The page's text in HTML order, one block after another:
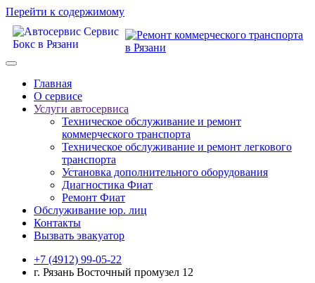
Перейти к содержимому
Главная
О сервисе
Услуги автосервиса
Техническое обcлуживание и ремонт
коммерческого транспорта
Техническое обcлуживание и ремонт легкового
транспорта
Установка дополнительного оборудования
Диагностика Фиат
Ремонт Фиат
Обслуживание юр. лиц
Контакты
Вызвать эвакуатор
+7 (4912) 99-05-22
г. Рязань Восточный промузел 12